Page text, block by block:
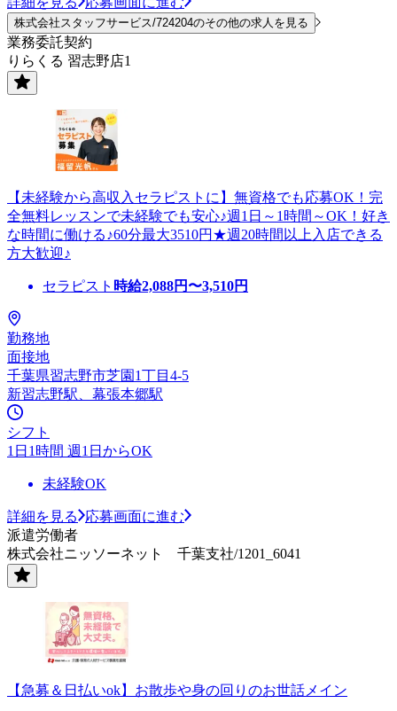
株式会社スタッフサービス/724204のその他の求人を見る
業務委託契約
りらくる 習志野店1
【未経験から高収入セラピストに】無資格でも応募OK！完
全無料レッスンで未経験でも安心♪週1日～1時間～OK！好き
な時間に働ける♪60分最大3510円★週20時間以上入店できる
方大歓迎♪
セラピスト 時給2,088円〜3,510円
勤務地
面接地
千葉県習志野市芝園1丁目4-5
新習志野駅、幕張本郷駅
シフト
1日1時間 週1日からOK
未経験OK
詳細を見る
応募画面に進む
派遣労働者
株式会社ニッソーネット 千葉支社/1201_6041
【急募＆日払いok】お散歩や身の回りのお世話メイン